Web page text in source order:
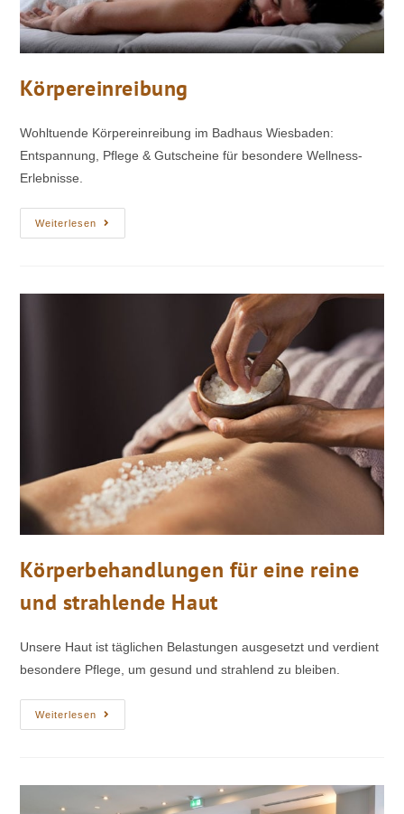
Körpereinreibung
Wohltuende Körpereinreibung im Badhaus Wiesbaden:
Entspannung, Pflege & Gutscheine für besondere Wellness-
Erlebnisse.
Weiterlesen
Körperbehandlungen für eine reine
und strahlende Haut
Unsere Haut ist täglichen Belastungen ausgesetzt und verdient
besondere Pflege, um gesund und strahlend zu bleiben.
Weiterlesen